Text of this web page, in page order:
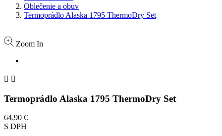
Oblečenie a obuv
Termoprádlo Alaska 1795 ThermoDry Set
Zoom In
 
Termoprádlo Alaska 1795 ThermoDry Set
64,90 €
S DPH